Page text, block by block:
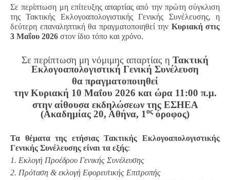
Σε περίπτωση μη επίτευξης απαρτίας από την πρώτη σύγκλιση
της Τακτικής Εκλογοαπολογιστικής Γενικής Συνέλευσης, η
δεύτερη επαναληπτική θα πραγματοποιηθεί την Κυριακή στις
3 Μαΐου 2026 στον ίδιο τόπο και χρόνο.
Σε περίπτωση μη νόμιμης απαρτίας η Τακτική
Εκλογοαπολογιστική Γενική Συνέλευση
θα πραγματοποιηθεί
την Κυριακή 10 Μαΐου 2026 και ώρα 11:00 π.μ.
στην αίθουσα εκδηλώσεων της ΕΣΗΕΑ
(Ακαδημίας 20, Αθήνα, 1 ος όροφος)
Τα θέματα της ετήσιας Τακτικής Εκλογοαπολογιστικής
Γενικής Συνέλευσης είναι τα εξής:
1. Εκλογή Προέδρου Γενικής Συνέλευσης
2. Πρόταση & εκλογή Εφορευτικής Επιτροπής